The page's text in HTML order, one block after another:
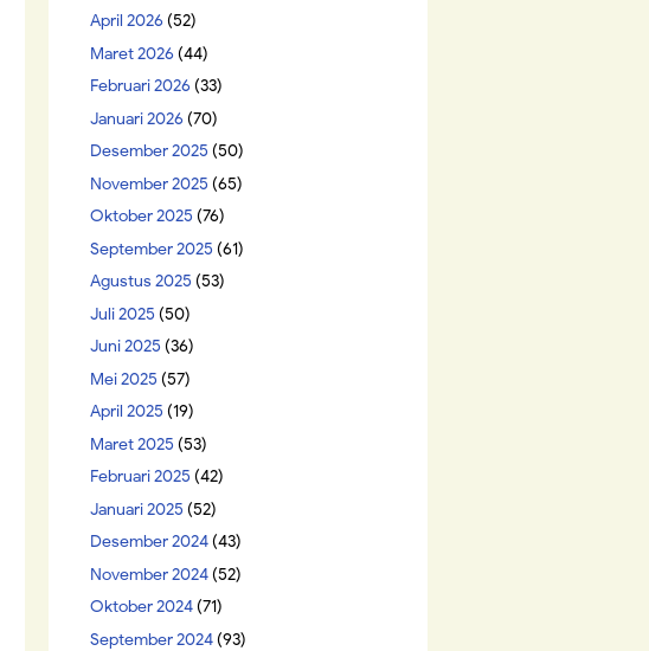
April 2026 (52)
Maret 2026 (44)
Februari 2026 (33)
Januari 2026 (70)
Desember 2025 (50)
November 2025 (65)
Oktober 2025 (76)
September 2025 (61)
Agustus 2025 (53)
Juli 2025 (50)
Juni 2025 (36)
Mei 2025 (57)
April 2025 (19)
Maret 2025 (53)
Februari 2025 (42)
Januari 2025 (52)
Desember 2024(43)
November 2024(52)
Oktober 2024(71)
September 2024(93)